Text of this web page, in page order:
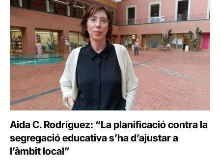
Aida C. Rodríguez: “La planificació contra la
segregació educativa s’ha d’ajustar a
l’àmbit local”